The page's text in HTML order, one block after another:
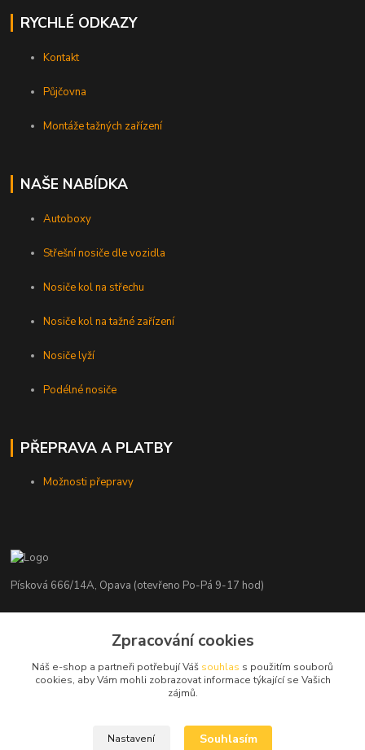
RYCHLÉ ODKAZY
Kontakt
Půjčovna
Montáže tažných zařízení
NAŠE NABÍDKA
Autoboxy
Střešní nosiče dle vozidla
Nosiče kol na střechu
Nosiče kol na tažné zařízení
Nosiče lyží
Podélné nosiče
PŘEPRAVA A PLATBY
Možnosti přepravy
Písková 666/14A, Opava (otevřeno Po-Pá 9-17 hod)
+420 776 839 986
info@nosice.com
Zpracování cookies
Náš e-shop a partneři potřebují Váš souhlas s použitím souborů
cookies, aby Vám mohli zobrazovat informace týkající se Vašich
zájmů.
Nastavení Souhlasím